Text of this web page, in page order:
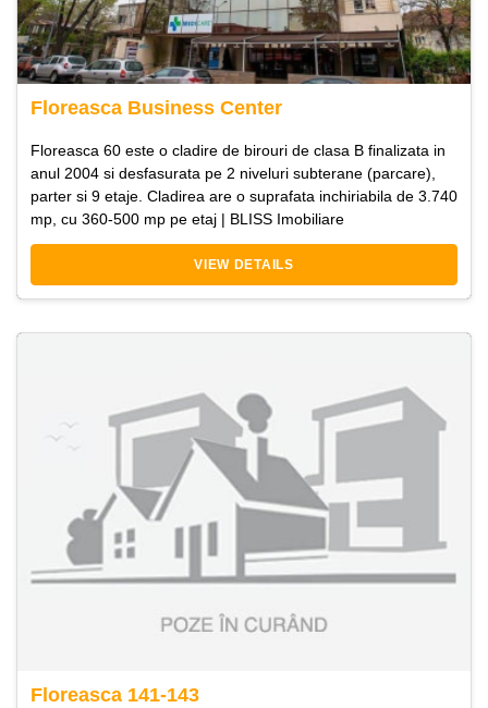
Floreasca Business Center
Floreasca 60 este o cladire de birouri de clasa B finalizata in
anul 2004 si desfasurata pe 2 niveluri subterane (parcare),
parter si 9 etaje. Cladirea are o suprafata inchiriabila de 3.740
mp, cu 360-500 mp pe etaj | BLISS Imobiliare
VIEW DETAILS
Floreasca 141-143